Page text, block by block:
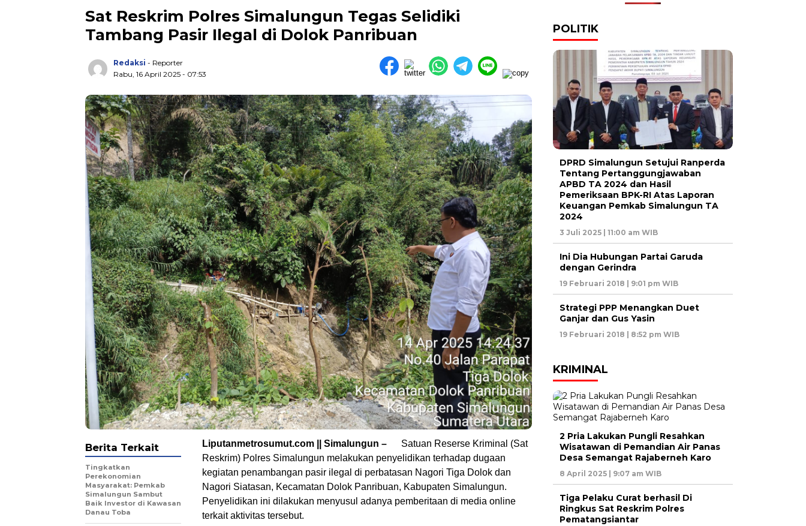
Sat Reskrim Polres Simalungun Tegas Selidiki
Tambang Pasir Ilegal di Dolok Panribuan
Redaksi - Reporter
Rabu, 16 April 2025 - 07:53
Liputanmetrosumut.com || Simalungun –
Satuan Reserse Kriminal (Sat
Reskrim) Polres Simalungun melakukan penyelidikan terhadap dugaan
kegiatan penambangan pasir ilegal di perbatasan Nagori Tiga Dolok dan
Nagori Siatasan, Kecamatan Dolok Panribuan, Kabupaten Simalungun.
Penyelidikan ini dilakukan menyusul adanya pemberitaan di media online
terkait aktivitas tersebut.
Berita Terkait
Tingkatkan
Perekonomian
Masyarakat: Pemkab
Simalungun Sambut
Baik Investor di Kawasan
Danau Toba
POLITIK
DPRD Simalungun Setujui Ranperda
Tentang Pertanggungjawaban
APBD TA 2024 dan Hasil
Pemeriksaan BPK-RI Atas Laporan
Keuangan Pemkab Simalungun TA
2024
3 Juli 2025 | 11:00 am WIB
Ini Dia Hubungan Partai Garuda
dengan Gerindra
19 Februari 2018 | 9:01 pm WIB
Strategi PPP Menangkan Duet
Ganjar dan Gus Yasin
19 Februari 2018 | 8:52 pm WIB
KRIMINAL
2 Pria Lakukan Pungli Resahkan
Wisatawan di Pemandian Air Panas
Desa Semangat Rajaberneh Karo
8 April 2025 | 9:07 am WIB
Tiga Pelaku Curat berhasil Di
Ringkus Sat Reskrim Polres
Pematangsiantar